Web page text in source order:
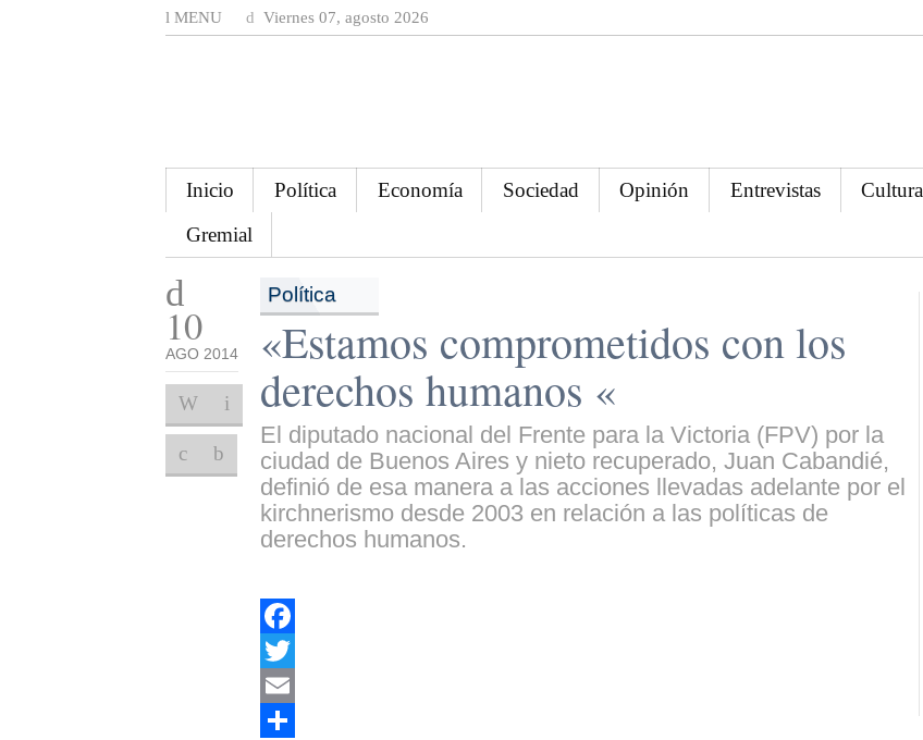
MENU Viernes 07, agosto 2026
Inicio Política Economía Sociedad Opinión Entrevistas Cultura
Gremial
10
AGO 2014
Política
«Estamos comprometidos con los
derechos humanos «
El diputado nacional del Frente para la Victoria (FPV) por la
ciudad de Buenos Aires y nieto recuperado, Juan Cabandié,
definió de esa manera a las acciones llevadas adelante por el
kirchnerismo desde 2003 en relación a las políticas de
derechos humanos.
Facebook
Twitter
Email